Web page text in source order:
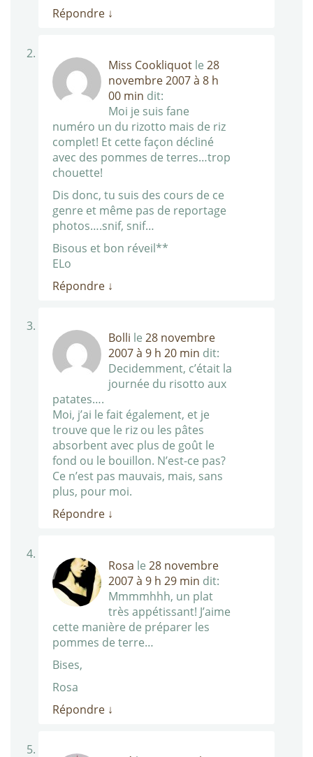
Répondre ↓
Miss Cookliquot le 28
novembre 2007 à 8 h
00 min dit:
Moi je suis fane
numéro un du rizotto mais de riz
complet! Et cette façon décliné
avec des pommes de terres…trop
chouette!
Dis donc, tu suis des cours de ce
genre et même pas de reportage
photos….snif, snif…
Bisous et bon réveil**
ELo
Répondre ↓
Bolli le 28 novembre
2007 à 9 h 20 min dit:
Decidemment, c’était la
journée du risotto aux
patates….
Moi, j’ai le fait également, et je
trouve que le riz ou les pâtes
absorbent avec plus de goût le
fond ou le bouillon. N’est-ce pas?
Ce n’est pas mauvais, mais, sans
plus, pour moi.
Répondre ↓
Rosa le 28 novembre
2007 à 9 h 29 min dit:
Mmmmhhh, un plat
très appétissant! J’aime
cette manière de préparer les
pommes de terre…
Bises,
Rosa
Répondre ↓